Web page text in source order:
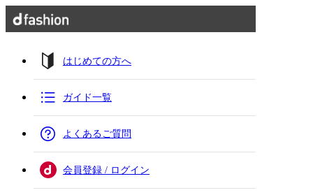
はじめての方へ
ガイド一覧
よくあるご質問
会員登録 / ログイン